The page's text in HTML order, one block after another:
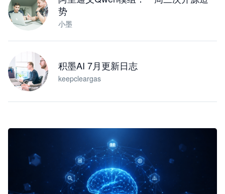
势
小墨
积墨AI 7月更新日志
keepcleargas